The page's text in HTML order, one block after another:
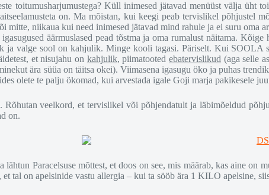
toitumusharjumustega? Küll inimesed jätavad menüüst välja üht
on. Ma mõistan, kui keegi peab tervislikel põhjustel
mitte, niikaua kui need inimesed jätavad mind rahule ja ei suru oma
äärmuslased pead tõstma ja oma rumalust näitama.
ja valge sool on kahjulik. Minge kooli tagasi. Päriselt. Kui
et nisujahu on kahjulik, piimatootedebatervislikud (aga selle
ära süüa on täitsa okei). Viimasena igasugu öko ja puhas
olete te palju ökomad, kui arvestada igale Goji marja pakikesele
Rõhutan veelkord, et tervislikel või põhjendatult ja läbimõeldud
on.
lähtun Paracelsuse mõttest, et doos on see, mis määrab, kas aine
tal on apelsinide vastu allergia – kui ta sööb ära 1 KILO apelsine,